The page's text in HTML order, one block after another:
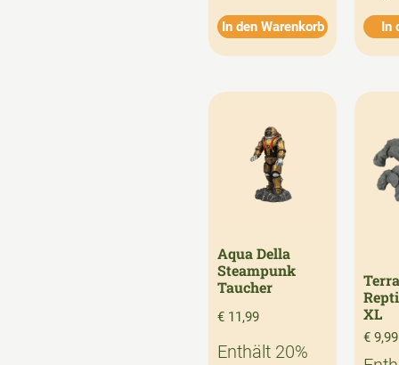
In den Warenkorb In
Aqua Della
Steampunk
Taucher
€ 11,99
Enthält 20%
XL
€ 9,99